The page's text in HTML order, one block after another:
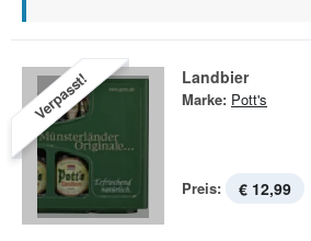
Verpasst! Landbier
Marke: Pott's
Preis: € 12,99